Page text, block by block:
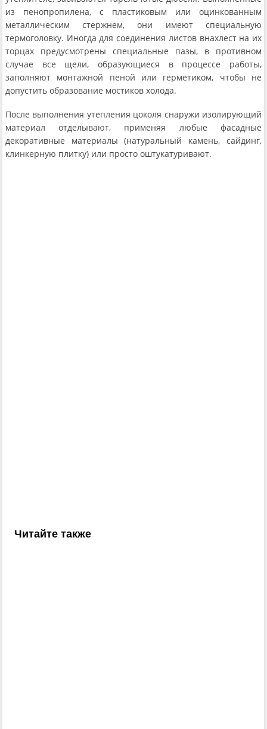
из пенопропилена, с пластиковым или оцинкованным
металлическим стержнем, они имеют специальную
термоголовку. Иногда для соединения листов внахлест на их
торцах предусмотрены специальные пазы, в противном
случае все щели, образующиеся в процессе работы,
заполняют монтажной пеной или герметиком, чтобы не
допустить образование мостиков холода.
После выполнения утепления цоколя снаружи изолирующий
материал отделывают, применяя любые фасадные
декоративные материалы (натуральный камень, сайдинг,
клинкерную плитку) или просто оштукатуривают.
Читайте также